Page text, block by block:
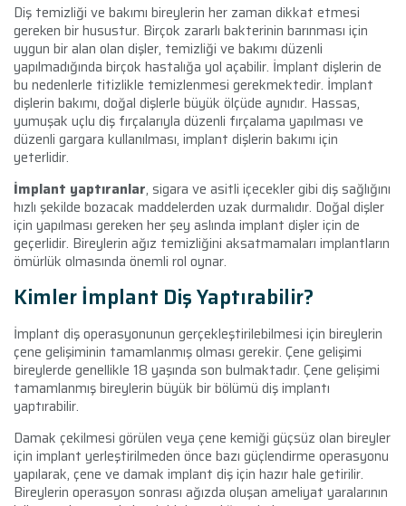
Diş temizliği ve bakımı bireylerin her zaman dikkat etmesi
gereken bir husustur. Birçok zararlı bakterinin barınması için
uygun bir alan olan dişler, temizliği ve bakımı düzenli
yapılmadığında birçok hastalığa yol açabilir. İmplant dişlerin de
bu nedenlerle titizlikle temizlenmesi gerekmektedir. İmplant
dişlerin bakımı, doğal dişlerle büyük ölçüde aynıdır. Hassas,
yumuşak uçlu diş fırçalarıyla düzenli fırçalama yapılması ve
düzenli gargara kullanılması, implant dişlerin bakımı için
yeterlidir.
İmplant yaptıranlar, sigara ve asitli içecekler gibi diş sağlığını
hızlı şekilde bozacak maddelerden uzak durmalıdır. Doğal dişler
için yapılması gereken her şey aslında implant dişler için de
geçerlidir. Bireylerin ağız temizliğini aksatmamaları implantların
ömürlük olmasında önemli rol oynar.
Kimler İmplant Diş Yaptırabilir?
İmplant diş operasyonunun gerçekleştirilebilmesi için bireylerin
çene gelişiminin tamamlanmış olması gerekir. Çene gelişimi
bireylerde genellikle 18 yaşında son bulmaktadır. Çene gelişimi
tamamlanmış bireylerin büyük bir bölümü diş implantı
yaptırabilir.
Damak çekilmesi görülen veya çene kemiği güçsüz olan bireyler
için implant yerleştirilmeden önce bazı güçlendirme operasyonu
yapılarak, çene ve damak implant diş için hazır hale getirilir.
Bireylerin operasyon sonrası ağızda oluşan ameliyat yaralarının